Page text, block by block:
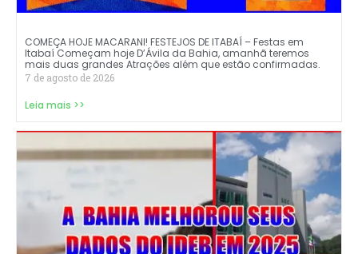
COMEÇA HOJE MACARANI! FESTEJOS DE ITABAÍ – Festas em
Itabaí Começam hoje D’Ávila da Bahia, amanhã teremos
mais duas grandes Atrações além que estão confirmadas.
7 de agosto de 2026
Leia mais >>